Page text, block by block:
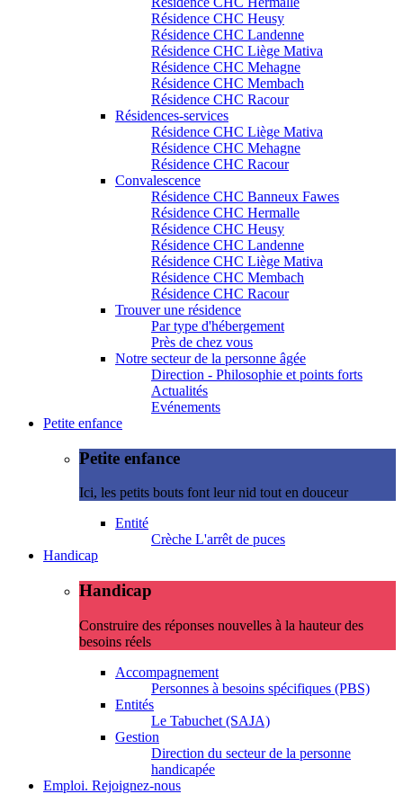
Résidence CHC Heusy
Résidence CHC Landenne
Résidence CHC Liège Mativa
Résidence CHC Mehagne
Résidence CHC Membach
Résidence CHC Racour
Résidences-services
Résidence CHC Liège Mativa
Résidence CHC Mehagne
Résidence CHC Racour
Convalescence
Résidence CHC Banneux Fawes
Résidence CHC Hermalle
Résidence CHC Heusy
Résidence CHC Landenne
Résidence CHC Liège Mativa
Résidence CHC Membach
Résidence CHC Racour
Trouver une résidence
Par type d'hébergement
Près de chez vous
Notre secteur de la personne âgée
Direction - Philosophie et points forts
Actualités
Evénements
Petite enfance
Petite enfance
Ici, les petits bouts font leur nid tout en douceur
Entité
Crèche L'arrêt de puces
Handicap
Handicap
Construire des réponses nouvelles à la hauteur des
besoins réels
Accompagnement
Personnes à besoins spécifiques (PBS)
Entités
Le Tabuchet (SAJA)
Gestion
Direction du secteur de la personne
handicapée
Emploi. Rejoignez-nous